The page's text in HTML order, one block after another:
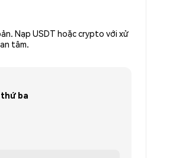
Nạp USDT hoặc crypto với xử
tâm.
thứ ba